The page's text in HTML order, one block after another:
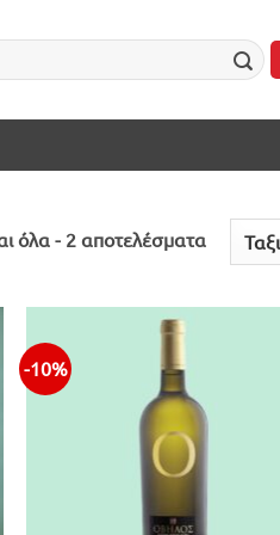
όλα - 2 αποτελέσματαSorted
-10%